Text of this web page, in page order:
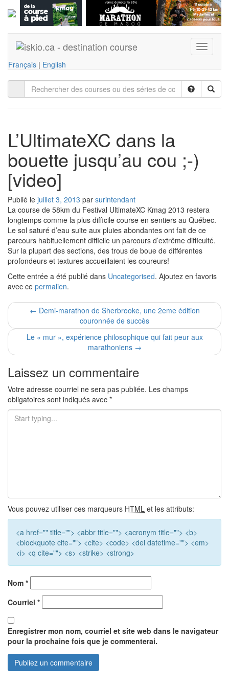
T
o
g
g
e
Français | English
L’UltimateXC dans la
bouette jusqu’au cou ;-)
[video]
Publié le juillet 3, 2013 par surintendant
La course de 58km du Festival UltimateXC Kmag 2013 restera
longtemps comme la plus difficile course en sentiers au Québec.
Le sol saturé d’eau suite aux pluies abondantes ont fait de ce
parcours habituellement difficile un parcours d’extrême difficulté.
Sur la plupart des sections, des trous de boue de différentes
profondeurs et textures accueillaient les coureurs!
Cette entrée a été publié dans Uncategorised. Ajoutez en favoris
avec ce permalien.
Navigation
pour
les
articles
← Demi-marathon de Sherbrooke, une 2eme édition
couronnée de succès
Le « mur », expérience philosophique qui fait peur aux
marathoniens →
Laissez un commentaire
Votre adresse courriel ne sera pas publiée. Les champs
obligatoires sont indiqués avec *
Vous pouvez utiliser ces marqueurs HTML et les attributs:
<a href="" title=""> <abbr title=""> <acronym title=""> <b>
<blockquote cite=""> <cite> <code> <del datetime=""> <em>
<i> <q cite=""> <s> <strike> <strong>
Nom *
Courriel *
Enregistrer mon nom, courriel et site web dans le navigateur
pour la prochaine fois que je commenterai.